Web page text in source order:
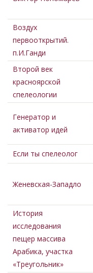
Воздух
первооткрытий.
п.И.Ганди
Второй век
красноярской
спелеологии
Генератор и
активатор идей
Если ты спелеолог
Женевская-Западло
История
исследования
пещер массива
Арабика, участка
«Треугольник»